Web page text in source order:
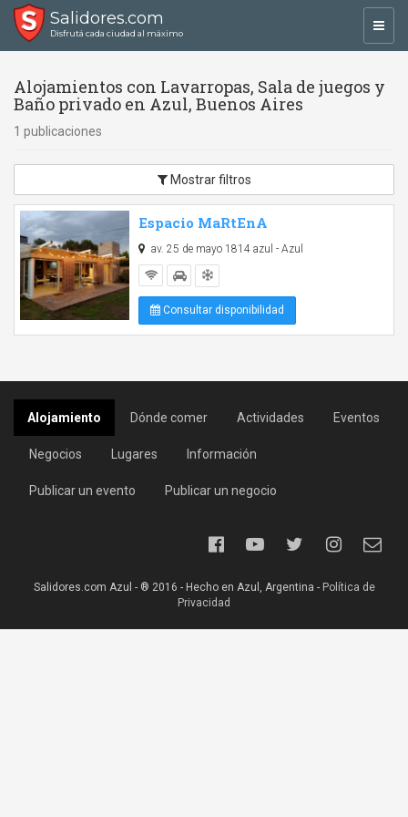
Salidores.com
Disfrutá cada ciudad al máximo
Alojamientos con Lavarropas, Sala de juegos y
Baño privado en Azul, Buenos Aires
1 publicaciones
Mostrar filtros
Espacio MaRtEnA
av. 25 de mayo 1814 azul - Azul
Consultar disponibilidad
Alojamiento Dónde comer Actividades Eventos
Negocios Lugares Información
Publicar un evento Publicar un negocio
Salidores.com Azul - ® 2016 - Hecho en Azul, Argentina - Política de
Privacidad